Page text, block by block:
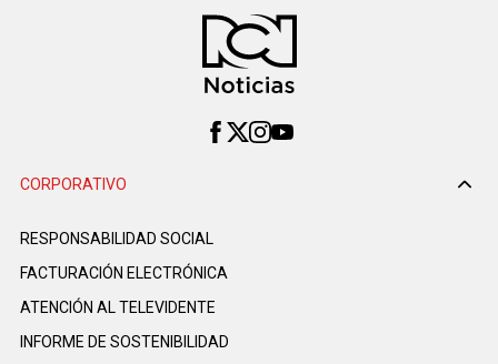
CORPORATIVO
RESPONSABILIDAD SOCIAL
FACTURACIÓN ELECTRÓNICA
ATENCIÓN AL TELEVIDENTE
INFORME DE SOSTENIBILIDAD